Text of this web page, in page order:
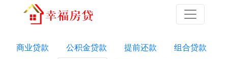
商业贷款 公积金贷款 提前还款 组合贷款